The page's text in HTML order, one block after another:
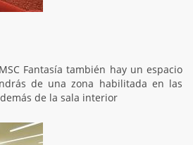
Fantasía también hay un espacio
de una zona habilitada en las
de la sala interior